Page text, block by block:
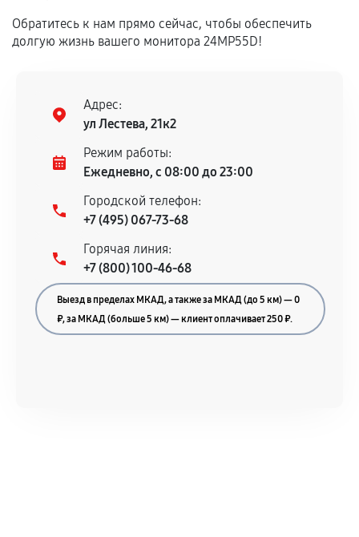
техническим параметрам и не имеют внешних
дефектов.
При этом гарантия на сами комплектующие
остается на стороне производителя или
сервисный центр ответственности не несет.
Обратитесь к нам прямо сейчас, чтобы обеспечить
долгую жизнь вашего монитора 24MP55D!
Адрес:
ул Лестева, 21к2
Режим работы:
Ежедневно, с 08:00 до 23:00
Городской телефон:
+7 (495) 067-73-68
Горячая линия:
+7 (800) 100-46-68
Выезд в пределах МКАД, а также за МКАД (до 5 км) — 0
₽, за МКАД (больше 5 км) — клиент оплачивает 250 ₽.